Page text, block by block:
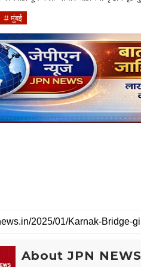
# मुंबई
About JPN NEWS